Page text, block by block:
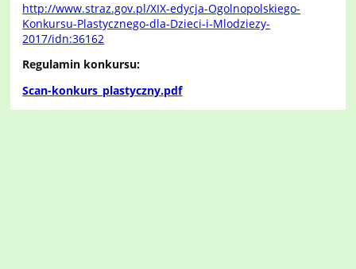
http://www.straz.gov.pl/XIX-edycja-Ogolnopolskiego-
Konkursu-Plastycznego-dla-Dzieci-i-Mlodziezy-
2017/idn:36162
Regulamin konkursu:
Scan-konkurs_plastyczny.pdf